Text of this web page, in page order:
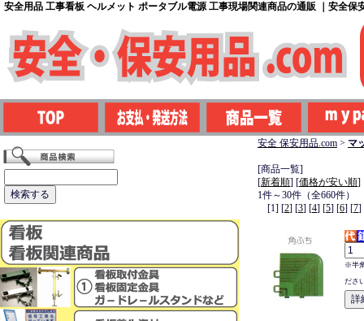
安全用品 工事看板 ヘルメット ポータブル電源 工事現場関連商品の通販 ｜安全保
安全 保安用品.com > マ
[商品一覧]
[新着順] [価格が安い順]
1件～30件（全660件）
[1] [2] [3] [4] [5] [6] [7]
※半
ださ